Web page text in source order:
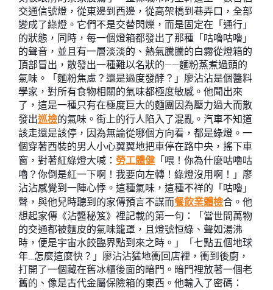
交通信號燈，從東邊到西邊，從高架橋到巷弄口，全部
變成了綠燈。它們不是交替閃爍，而是固定在「通行」
的狀態，同時，每一個燈箱都發出了那種「咕嚕咕嚕」
的聲音，並且有一層淡淡的、熱氣騰騰的白霧從燈箱的
頂部冒出，散發出一種難以名狀的——麵粉蒸煮過頭的
氣味。「麵粉焦慮？還是過度發酵？」廖沾沾是個醬料
學家，對所有食物相關的氣味都極度敏感。他聞出來
了，這是一種只有在極度巨大的麵團因為壓力過大而散
發出巡檢的氣味。街上的行人陷入了混亂。汽車不知道
該走還是該停，因為無論從哪個方向看，都是綠燈。一
個穿著西裝的男人小心翼翼地把車停在路中央，搖下車
窗，對著紅綠燈大喊： 勞工體健 「喂！你為什麼咕嚕咕
嚕？你倒是紅一下啊！我要向左轉！綠燈沒用啊！」廖
沾沾感覺到一陣心悸。這種氣味，這種不祥的「咕嚕」
聲，與他兒時聽到的家傳預言不謀而餐飲業體檢合。他
想起家傳《沾醬秘笈》裡記載的第一句：「當世間萬物
的交通都被麵皮的氣味籠罩，且燈號恒綠、聲如湯沸
時，便是宇宙水餃臨界點到來之時。」「七點五個地球
年…怎麼這麼快？」廖沾沾猛地衝回店裡，衝到後廚，
打開了一個藏在舊冰櫃後面的暗門。暗門裡放著一個老
舊的、像是古代金屬保險箱的東西。他輸入了密碼：